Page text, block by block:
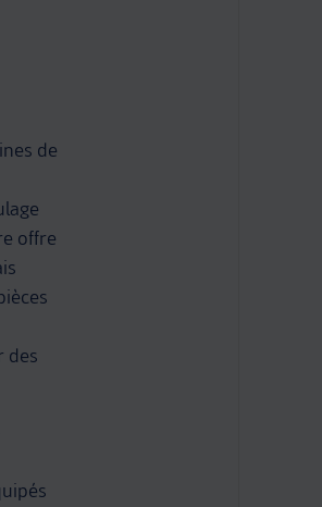
de
offre
des